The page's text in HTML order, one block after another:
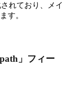
れており、メイ
す。
」フィー